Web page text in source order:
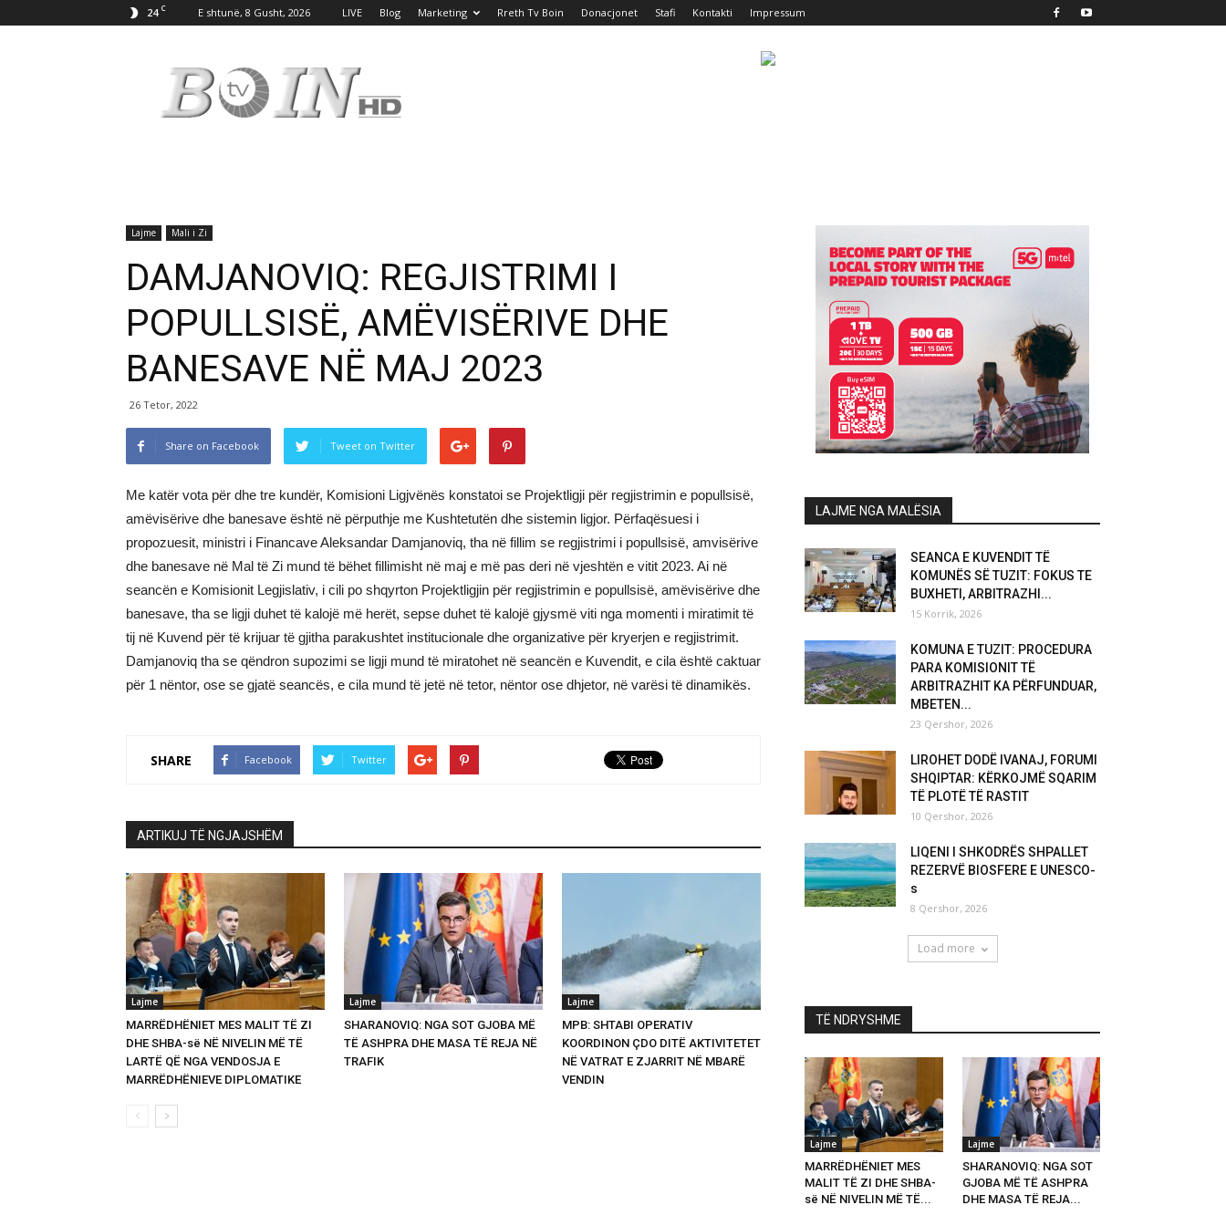
24 C E shtunë, 8 Gusht, 2026 LIVE Blog Marketing Rreth Tv Boin Donacjonet Stafi Kontakti Impressum
Boin
Lajme Mali i Zi
DAMJANOVIQ: REGJISTRIMI I
POPULLSISË, AMËVISËRIVE DHE
BANESAVE NË MAJ 2023
26 Tetor, 2022
Share on Facebook Tweet on Twitter
Me katër vota për dhe tre kundër, Komisioni Ligjvënës konstatoi se Projektligji për regjistrimin e popullsisë,
amëvisërive dhe banesave është në përputhje me Kushtetutën dhe sistemin ligjor. Përfaqësuesi i
propozuesit, ministri i Financave Aleksandar Damjanoviq, tha në fillim se regjistrimi i popullsisë, amvisërive
dhe banesave në Mal të Zi mund të bëhet fillimisht në maj e më pas deri në vjeshtën e vitit 2023. Ai në
seancën e Komisionit Legjislativ, i cili po shqyrton Projektligjin për regjistrimin e popullsisë, amëvisërive dhe
banesave, tha se ligji duhet të kalojë më herët, sepse duhet të kalojë gjysmë viti nga momenti i miratimit të
tij në Kuvend për të krijuar të gjitha parakushtet institucionale dhe organizative për kryerjen e regjistrimit.
Damjanoviq tha se qëndron supozimi se ligji mund të miratohet në seancën e Kuvendit, e cila është caktuar
për 1 nëntor, ose se gjatë seancës, e cila mund të jetë në tetor, nëntor ose dhjetor, në varësi të dinamikës.
SHARE Facebook Twitter
ARTIKUJ TË NGJAJSHËM
Lajme
MARRËDHËNIET MES MALIT TË ZI
DHE SHBA-së NË NIVELIN MË TË
LARTË QË NGA VENDOSJA E
MARRËDHËNIEVE DIPLOMATIKE
Lajme
SHARANOVIQ: NGA SOT GJOBA MË
TË ASHPRA DHE MASA TË REJA NË
TRAFIK
Lajme
MPB: SHTABI OPERATIV
KOORDINON ÇDO DITË AKTIVITETET
NË VATRAT E ZJARRIT NË MBARË
VENDIN
LAJME NGA MALËSIA
SEANCA E KUVENDIT TË
KOMUNËS SË TUZIT: FOKUS TE
BUXHETI, ARBITRAZHI...
15 Korrik, 2026
KOMUNA E TUZIT: PROCEDURA
PARA KOMISIONIT TË
ARBITRAZHIT KA PËRFUNDUAR,
MBETEN...
23 Qershor, 2026
LIROHET DODË IVANAJ, FORUMI
SHQIPTAR: KËRKOJMË SQARIM
TË PLOTË TË RASTIT
10 Qershor, 2026
LIQENI I SHKODRËS SHPALLET
REZERVË BIOSFERE E UNESCO-
s
8 Qershor, 2026
Load more
TË NDRYSHME
Lajme
MARRËDHËNIET MES
MALIT TË ZI DHE SHBA-
së NË NIVELIN MË TË...
Lajme
SHARANOVIQ: NGA SOT
GJOBA MË TË ASHPRA
DHE MASA TË REJA...